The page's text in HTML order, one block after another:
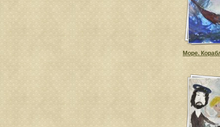
Море.